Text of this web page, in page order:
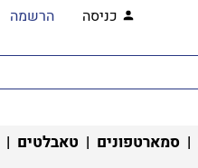
כניסה הרשמה
| סמארטפונים | טאבלטים |